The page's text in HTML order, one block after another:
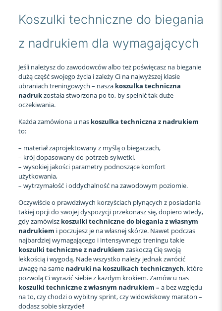
Koszulki techniczne do biegania
z nadrukiem dla wymagających
Jeśli należysz do zawodowców albo też poświęcasz na bieganie
dużą część swojego życia i zależy Ci na najwyższej klasie
ubraniach treningowych – nasza koszulka techniczna
nadrukzostała stworzona po to, by spełnić tak duże
oczekiwania.
Każda zamówiona u nas koszulka techniczna z nadrukiem
to:
– materiał zaprojektowany z myślą o biegaczach,
– krój dopasowany do potrzeb sylwetki,
– wysokiej jakości parametry podnoszące komfort
użytkowania,
– wytrzymałość i oddychalność na zawodowym poziomie.
Oczywiście o prawdziwych korzyściach płynących z posiadania
takiej opcji do swojej dyspozycji przekonasz się, dopiero wtedy,
gdy zamówisz koszulki techniczne do biegania z własnym
nadrukiem i poczujesz je na własnej skórze. Nawet podczas
najbardziej wymagającego i intensywnego treningu takie
koszulki techniczne z nadrukiem zaskoczą Cię swoją
lekkością i wygodą. Nade wszystko należy jednak zwrócić
uwagę na same nadruki na koszulkach technicznych, które
pozwolą Ci wyrazić siebie z każdym krokiem. Zamów u nas
koszulki techniczne z własnym nadrukiem – a bez względu
na to, czy chodzi o wybitny sprint, czy widowiskowy maraton –
dodasz sobie skrzydeł!